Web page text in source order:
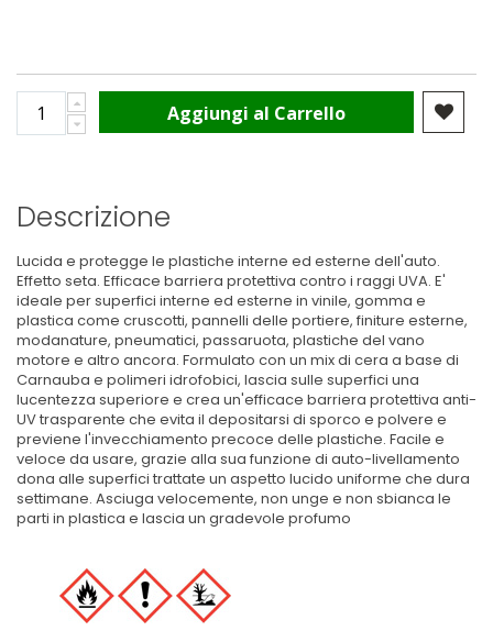
Aggiungi al Carrello
Descrizione
Lucida e protegge le plastiche interne ed esterne dell'auto.
Effetto seta. Efficace barriera protettiva contro i raggi UVA. E'
ideale per superfici interne ed esterne in vinile, gomma e
plastica come cruscotti, pannelli delle portiere, finiture esterne,
modanature, pneumatici, passaruota, plastiche del vano
motore e altro ancora. Formulato con un mix di cera a base di
Carnauba e polimeri idrofobici, lascia sulle superfici una
lucentezza superiore e crea un'efficace barriera protettiva anti-
UV trasparente che evita il depositarsi di sporco e polvere e
previene l'invecchiamento precoce delle plastiche. Facile e
veloce da usare, grazie alla sua funzione di auto-livellamento
dona alle superfici trattate un aspetto lucido uniforme che dura
settimane. Asciuga velocemente, non unge e non sbianca le
parti in plastica e lascia un gradevole profumo